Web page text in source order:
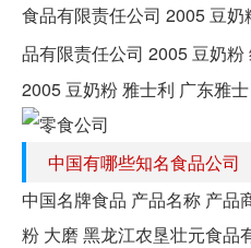
食品有限责任公司 2005 豆
品有限责任公司 2005 豆奶粉
2005 豆奶粉 雅士利 广东雅士
中国有哪些知名食品公司
中国名牌食品 产品名称 产品
粉 大磨 黑龙江农垦壮元食品